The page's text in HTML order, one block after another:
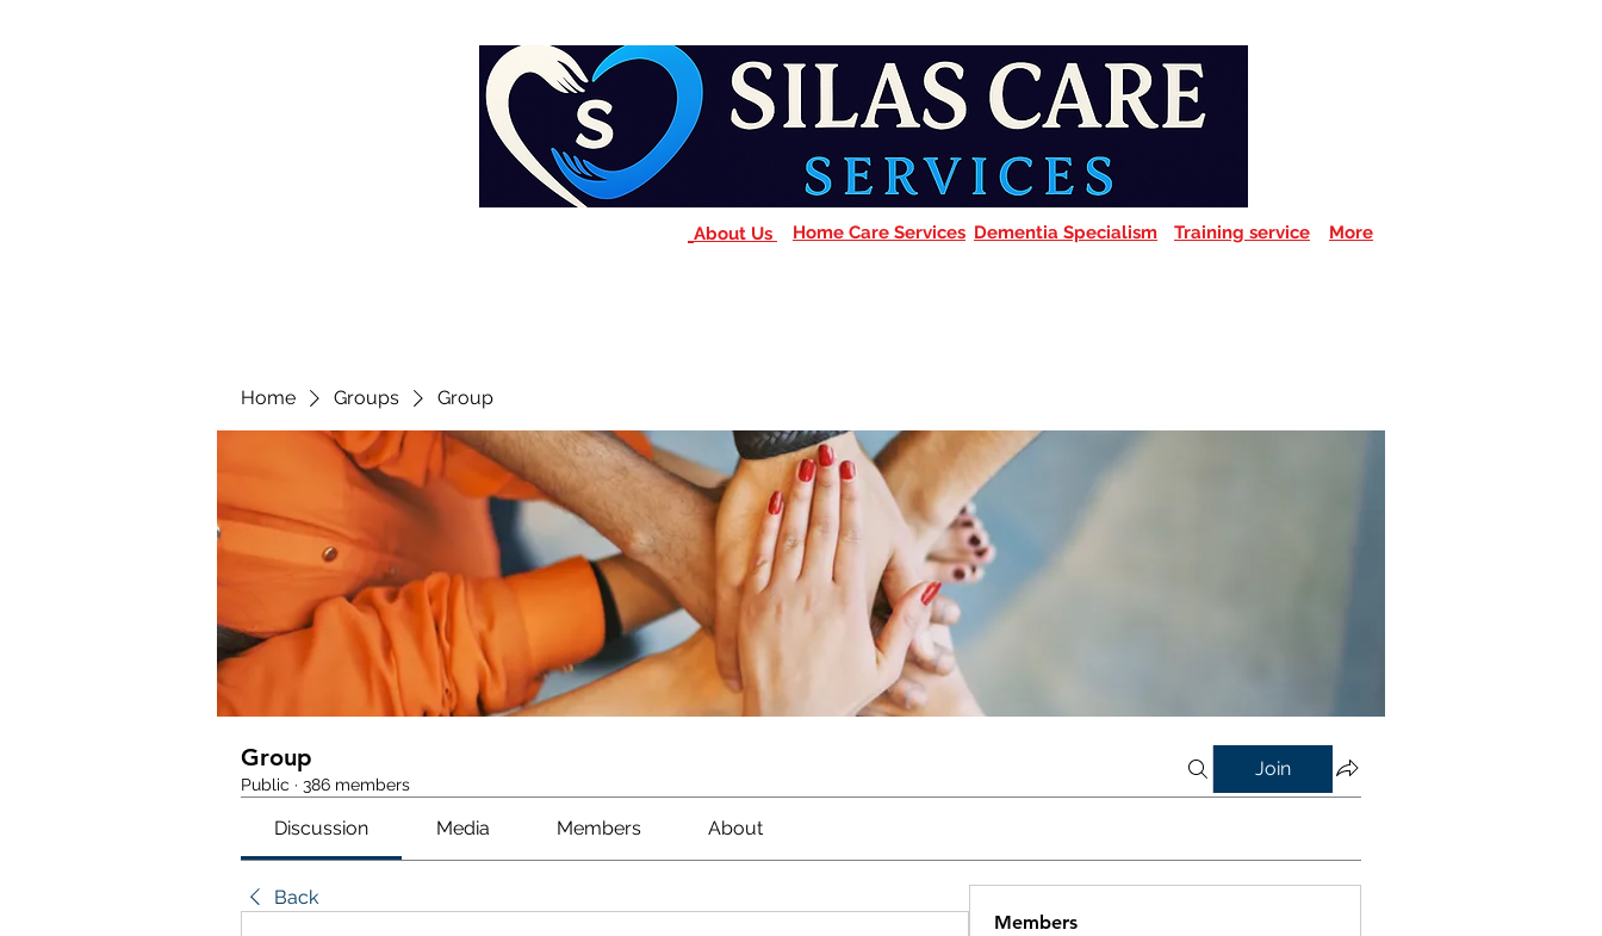
About Us Home Care Services Dementia Specialism Training service More
Home Groups Group
Group
Public · 386 members
Join
Discussion Media Members About
Back
Members